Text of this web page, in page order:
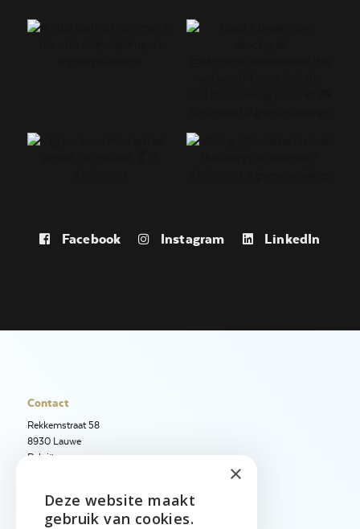
Facebook Instagram LinkedIn
Contact
Rekkemstraat 58
8930 Lauwe
België
+32 56 50 12 95
info@jetimport.be
ENGLISH
×
Deze website maakt
gebruik van cookies.